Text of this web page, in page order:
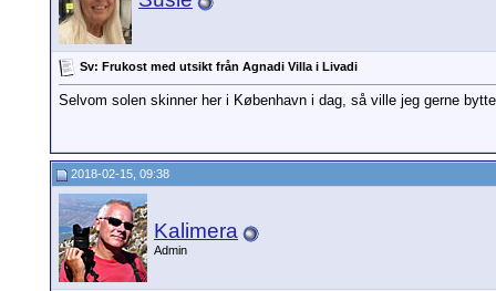
Sv: Frukost med utsikt från Agnadi Villa i Livadi
Selvom solen skinner her i København i dag, så ville jeg gerne
2018-02-15, 09:38
Kalimera
Admin